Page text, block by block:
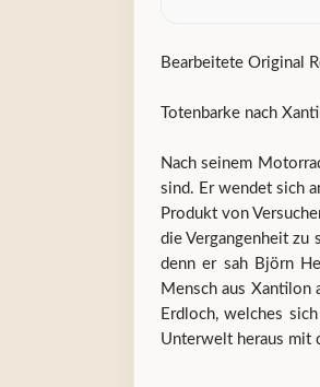
Bearbeitete Original
Totenbarke nach
Nach seinem
sind. Er wendet sich
Produkt von
die Vergangenheit zu
denn er sah Björn
Mensch aus Xantilon
Erdloch, welches
Unterwelt heraus mit